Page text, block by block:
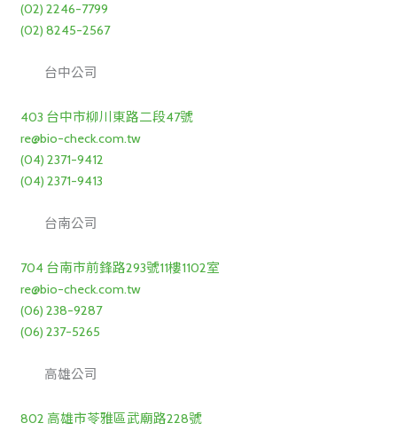
(02) 2246-7799
(02) 8245-2567
台中公司
403 台中市柳川東路二段47號
re@bio-check.com.tw
(04) 2371-9412
(04) 2371-9413
台南公司
704 台南市前鋒路293號11樓1102室
re@bio-check.com.tw
(06) 238-9287
(06) 237-5265
高雄公司
802 高雄市苓雅區武廟路228號